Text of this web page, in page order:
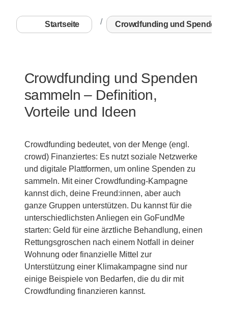
Startseite Crowdfunding und Spenden ...
Crowdfunding und Spenden
sammeln – Definition,
Vorteile und Ideen
Crowdfunding bedeutet, von der Menge (engl.
crowd) Finanziertes: Es nutzt soziale Netzwerke
und digitale Plattformen, um online Spenden zu
sammeln. Mit einer Crowdfunding-Kampagne
kannst dich, deine Freund:innen, aber auch
ganze Gruppen unterstützen. Du kannst für die
unterschiedlichsten Anliegen ein GoFundMe
starten: Geld für eine ärztliche Behandlung, einen
Rettungsgroschen nach einem Notfall in deiner
Wohnung oder finanzielle Mittel zur
Unterstützung einer Klimakampagne sind nur
einige Beispiele von Bedarfen, die du dir mit
Crowdfunding finanzieren kannst.